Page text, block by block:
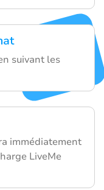
suivant les
immédiatement
LiveMe